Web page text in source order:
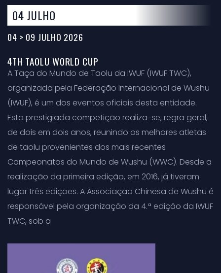
04 JULHO
04 > 09 JULHO 2026
4TH TAOLU WORLD CUP
A Taça do Mundo de Taolu da IWUF (IWUF TWC),
organizada pela Federação Internacional de Wushu
(IWUF), é um dos eventos oficiais desta entidade.
Esta prestigiada competição realiza-se, regra geral,
de dois em dois anos, reunindo os melhores atletas
de taolu provenientes dos mais recentes
Campeonatos do Mundo de Wushu (WWC). Desde a
realização da primeira edição, em 2016, já tiveram
lugar três edições. A Associação Chinesa de Wushu é
responsável pela organização da 4.ª edição da IWUF
TWC, sob a